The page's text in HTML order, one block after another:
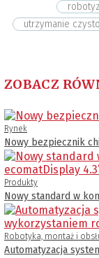
utrzymanie
ZOBACZ
Rynek
Nowy bezpiecznik
Produkty
Nowy standard w
Robotyka, montaż i
Automatyzacja